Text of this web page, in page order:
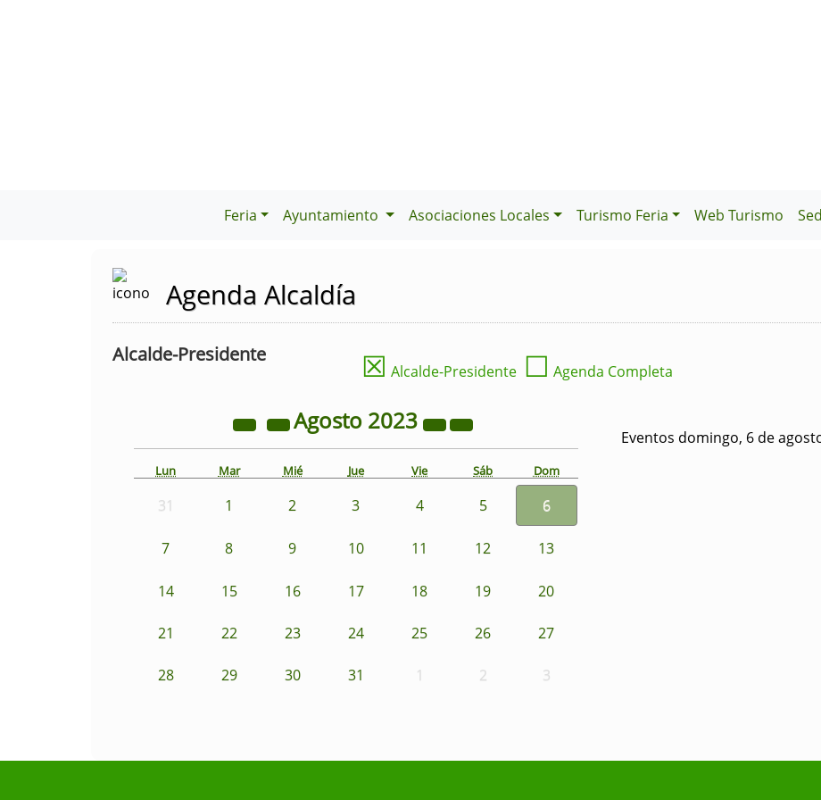
Feria Ayuntamiento Asociaciones Locales Turismo Feria Web Turismo
Agenda Alcaldía
Alcalde-Presidente ☒ Alcalde-Presidente ☐ Agenda Completa
Agosto 2023
Lun Mar Mié Jue Vie Sáb Dom
31 1 2 3 4 5 6
7 8 9 10 11 12 13
14 15 16 17 18 19 20
21 22 23 24 25 26 27
28 29 30 31 1 2 3
Eventos domingo, 6 de